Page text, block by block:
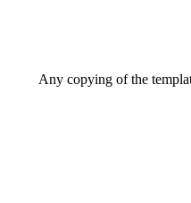
Any copying of the